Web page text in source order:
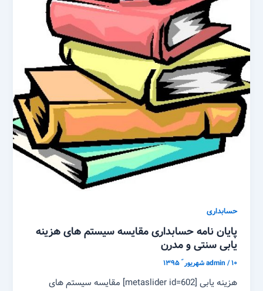
حسابداری
پایان نامه حسابداری مقایسه سیستم های هزینه
یابی سنتی و مدرن
admin/۱۰ شهریور ّ ۱۳۹۵
هزینه یابی [metaslider id=602] مقایسه سیستم های